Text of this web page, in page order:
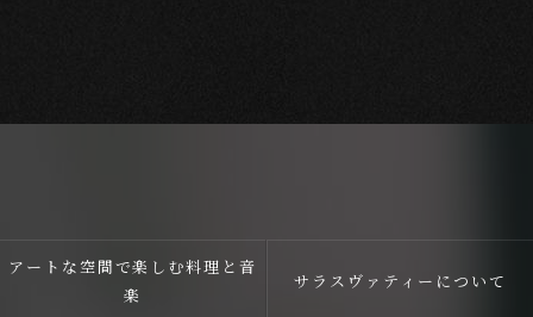
アートな空間で楽しむ料理と音
楽
サラスヴァティーについて